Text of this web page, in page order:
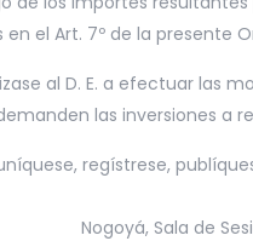
el Art. 7º de la presente
al D. E. a efectuar las
las inversiones a
regístrese,
Nogoyá, Sala de